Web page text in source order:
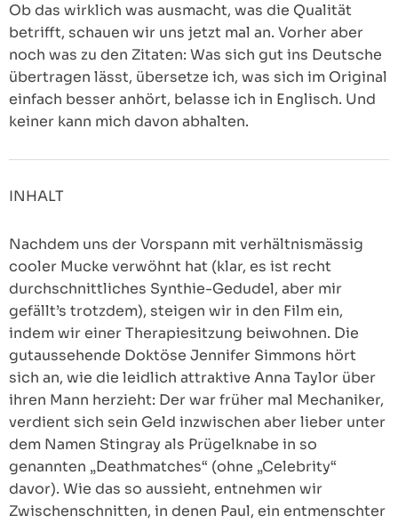
Ob das wirklich was ausmacht, was die Qualität
betrifft, schauen wir uns jetzt mal an. Vorher aber
noch was zu den Zitaten: Was sich gut ins Deutsche
übertragen lässt, übersetze ich, was sich im Original
einfach besser anhört, belasse ich in Englisch. Und
keiner kann mich davon abhalten.
INHALT
Nachdem uns der Vorspann mit verhältnismässig
cooler Mucke verwöhnt hat (klar, es ist recht
durchschnittliches Synthie-Gedudel, aber mir
gefällt’s trotzdem), steigen wir in den Film ein,
indem wir einer Therapiesitzung beiwohnen. Die
gutaussehende Doktöse Jennifer Simmons hört
sich an, wie die leidlich attraktive Anna Taylor über
ihren Mann herzieht: Der war früher mal Mechaniker,
verdient sich sein Geld inzwischen aber lieber unter
dem Namen Stingray als Prügelknabe in so
genannten „Deathmatches“ (ohne „Celebrity“
davor). Wie das so aussieht, entnehmen wir
Zwischenschnitten, in denen Paul, ein entmenschter